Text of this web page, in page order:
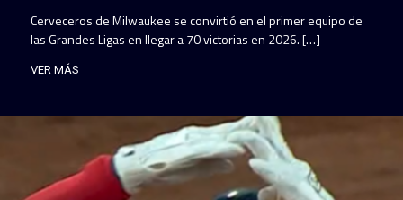
Cerveceros de Milwaukee se convirtió en el primer equipo de
las Grandes Ligas en llegar a 70 victorias en 2026. […]
VER MÁS